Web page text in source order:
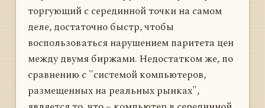
торгующий с серединной точки на самом
деле, достаточно быстр, чтобы
воспользоваться нарушением паритета цен
между двумя биржами. Недостатком же, по
сравнению с "системой компьютеров,
размещенных на реальных рынках",